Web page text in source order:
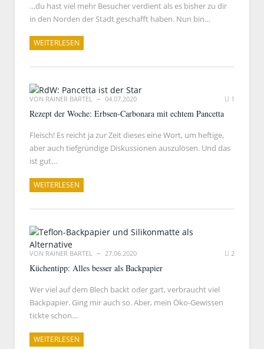
…du hast viel mehr Besucher verdient als es bisher zu dir
in den Norden der Stadt geschafft haben. Nun bin…
WEITERLESEN
VON RAINER BARTEL 04.07.2020 1
Rezept der Woche: Erbsen-Carbonara mit echtem Pancetta
Fleisch! Es reicht ja zur Zeit dieses eine Wort, um heftige,
aber auch tiefgründige Diskussionen auszulösen. Und das
ist gut…
WEITERLESEN
VON RAINER BARTEL 27.06.2020 2
Küchentipp: Alles besser als Backpapier
Wer viel auf dem Blech backt oder gart, verbraucht viel
Backpapier. Ging mir auch so. Aber, mein Öko-Gewissen
tickte schon…
WEITERLESEN